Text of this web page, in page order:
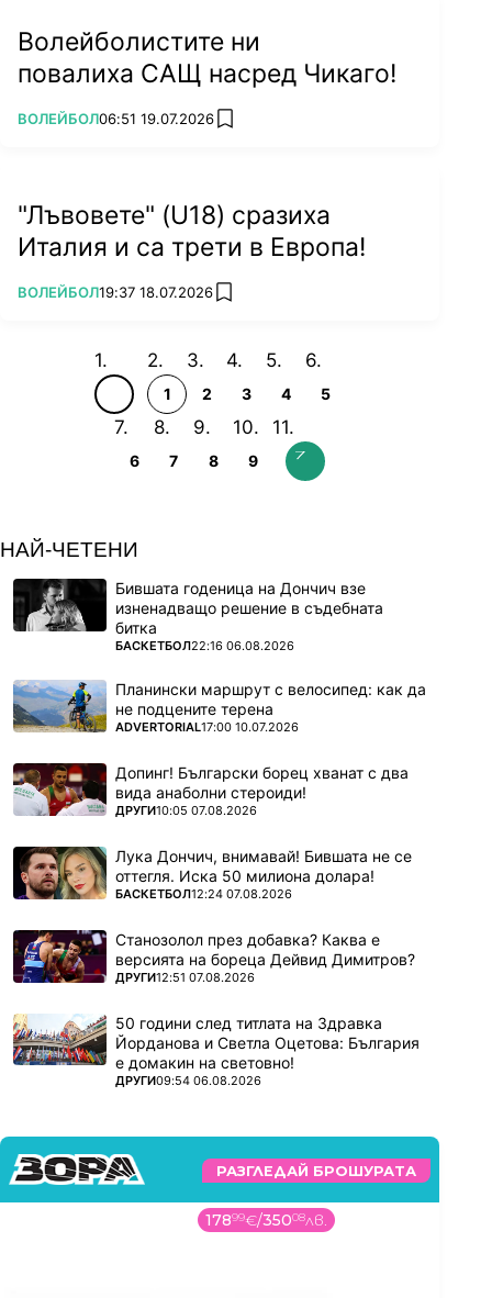
Волейболистите ни
повалиха САЩ насред Чикаго!
ПОВЕЧЕ ОТ
ВОЛЕЙБОЛ06:51 19.07.2026 add favorites
"Лъвовете" (U18) сразиха
Италия и са трети в Европа!
ПОВЕЧЕ ОТ
ВОЛЕЙБОЛ19:37 18.07.2026 add favorites
1 2 3 4 5
6 7 8 9
НАЙ-ЧЕТЕНИ
Бившата годеница на Дончич взе
изненадващо решение в съдебната
битка
ПОВЕЧЕ ОТ
БАСКЕТБОЛ22:16 06.08.2026
Планински маршрут с велосипед: как да
не подцените терена
ПОВЕЧЕ ОТ
ADVERTORIAL17:00 10.07.2026
Допинг! Български борец хванат с два
вида анаболни стероиди!
ПОВЕЧЕ ОТ
ДРУГИ10:05 07.08.2026
Лука Дончич, внимавай! Бившата не се
оттегля. Иска 50 милиона долара!
ПОВЕЧЕ ОТ
БАСКЕТБОЛ12:24 07.08.2026
Станозолол през добавка? Каква е
версията на бореца Дейвид Димитров?
ПОВЕЧЕ ОТ
ДРУГИ12:51 07.08.2026
50 години след титлата на Здравка
Йорданова и Светла Оцетова: България
е домакин на световно!
ПОВЕЧЕ ОТ
ДРУГИ09:54 06.08.2026
РАЗГЛЕДАЙ БРОШУРАТА
17899€/35008лв.